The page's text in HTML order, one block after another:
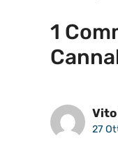
1
Vito
27